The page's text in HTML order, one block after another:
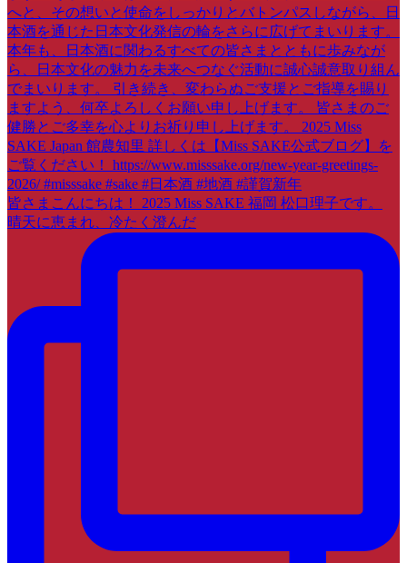
皆さまこんにちは！ 2025 Miss SAKE 福岡 松口理子です。
晴天に恵まれ、冷たく澄んだ